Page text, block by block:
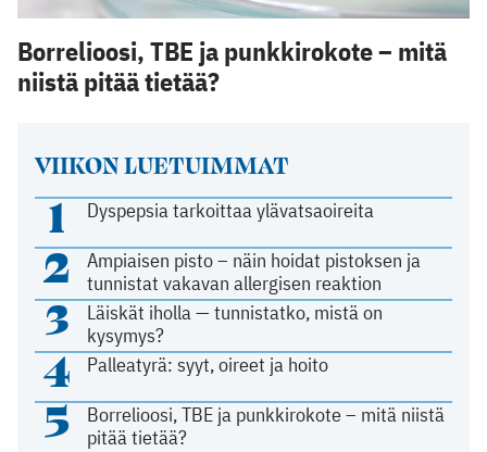
VIIKON LUETUIMMAT
1 Dyspepsia tarkoittaa ylävatsaoireita
2
Ampiaisen pisto – näin hoidat pistoksen ja
tunnistat vakavan allergisen reaktion
3
Läiskät iholla — tunnistatko, mistä on
kysymys?
4 Palleatyrä: syyt, oireet ja hoito
5
Borrelioosi, TBE ja punkkirokote – mitä niistä
pitää tietää?
Borrelioosi, TBE ja punkkirokote – mitä
niistä pitää tietää?